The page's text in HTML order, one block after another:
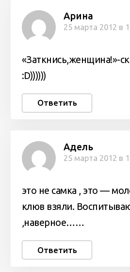
Арина
25 марта 2012 в
«Заткнись,женщина!»-
:D))))))
Ответить
Адель
25 марта 2012 в
это не самка , это —
клюв взяли.
,наверное……
Ответить